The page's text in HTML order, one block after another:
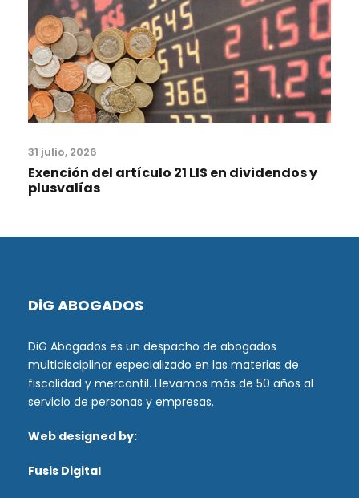
31 julio, 2026
Exención del artículo 21 LIS en dividendos y
plusvalías
DiG ABOGADOS
DiG Abogados es un despacho de abogados
multidisciplinar especializado en las materias de
fiscalidad y mercantil. Llevamos más de 50 años al
servicio de personas y empresas.
Web designed by:
Fusis Digital